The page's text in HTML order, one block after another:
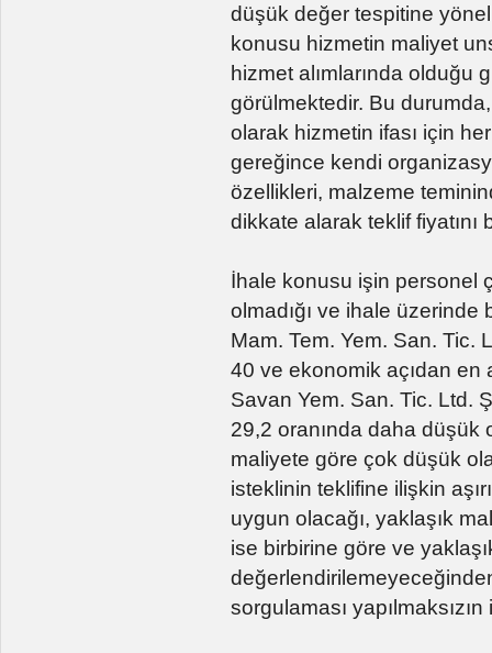
düşük değer tespitine
konusu hizmetin maliyet
hizmet alımlarında olduğu
görülmektedir. Bu
olarak hizmetin ifası için
gereğince kendi
özellikleri, malzeme
dikkate alarak teklif
İhale konusu işin personel
olmadığı ve ihale üzerinde
Mam. Tem. Yem. San. Tic.
40 ve ekonomik açıdan en
Savan Yem. San. Tic. Ltd.
29,2 oranında daha düşük
maliyete göre çok düşük
isteklinin teklifine ilişkin
uygun olacağı, yaklaşık
ise birbirine göre ve
sorgulaması